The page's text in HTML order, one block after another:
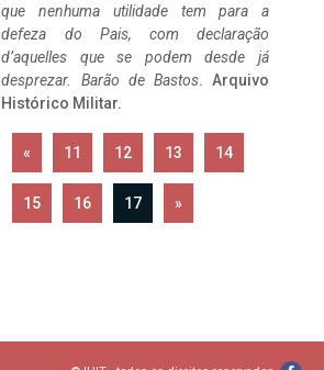
que nenhuma utilidade tem para a
defeza do Pais, com declaração
d’aquelles que se podem desde já
desprezar. Barão de Bastos. Arquivo
Histórico Militar.
« 11 12 13 14
15 16 17 »